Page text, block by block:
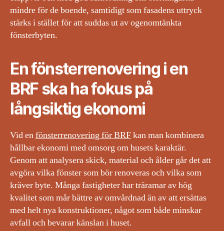
mindre för de boende, samtidigt som fasadens uttryck
stärks i stället för att suddas ut av ogenomtänkta
fönsterbyten.
En fönsterrenovering i en
BRF ska ha fokus på
långsiktig ekonomi
Vid enfönsterrenovering för BRFkan man kombinera
hållbar ekonomi med omsorg om husets karaktär.
Genom att analysera skick, material och ålder går det att
avgöra vilka fönster som bör renoveras och vilka som
kräver byte. Många fastigheter har träramar av hög
kvalitet som mår bättre av omvårdnad än av att ersättas
med helt nya konstruktioner, något som både minskar
avfall och bevarar känslan i huset.